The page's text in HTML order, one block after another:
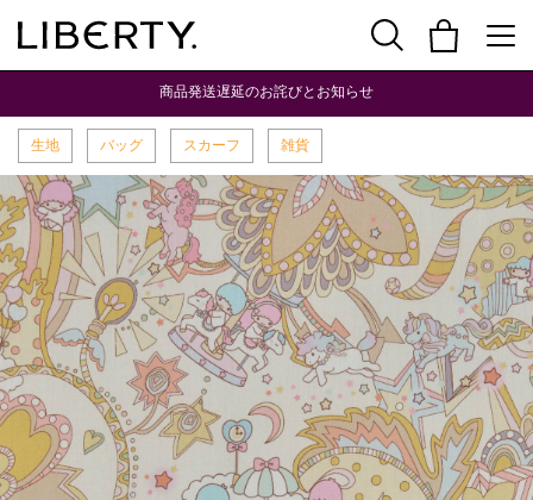
商品発送遅延のお詫びとお知らせ
生地 バッグ スカーフ 雑貨